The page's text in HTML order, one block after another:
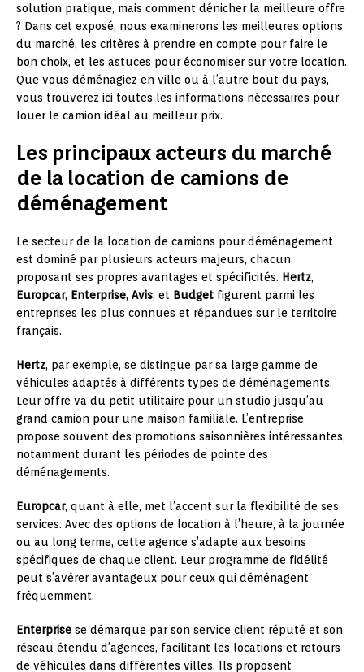
solution pratique, mais comment dénicher la meilleure offre
? Dans cet exposé, nous examinerons les meilleures options
du marché, les critères à prendre en compte pour faire le
bon choix, et les astuces pour économiser sur votre location.
Que vous déménagiez en ville ou à l’autre bout du pays,
vous trouverez ici toutes les informations nécessaires pour
louer le camion idéal au meilleur prix.
Les principaux acteurs du marché
de la location de camions de
déménagement
Le secteur de la location de camions pour déménagement
est dominé par plusieurs acteurs majeurs, chacun
proposant ses propres avantages et spécificités. Hertz,
Europcar, Enterprise, Avis, et Budget figurent parmi les
entreprises les plus connues et répandues sur le territoire
français.
Hertz, par exemple, se distingue par sa large gamme de
véhicules adaptés à différents types de déménagements.
Leur offre va du petit utilitaire pour un studio jusqu’au
grand camion pour une maison familiale. L’entreprise
propose souvent des promotions saisonnières intéressantes,
notamment durant les périodes de pointe des
déménagements.
Europcar, quant à elle, met l’accent sur la flexibilité de ses
services. Avec des options de location à l’heure, à la journée
ou au long terme, cette agence s’adapte aux besoins
spécifiques de chaque client. Leur programme de fidélité
peut s’avérer avantageux pour ceux qui déménagent
fréquemment.
Enterprise se démarque par son service client réputé et son
réseau étendu d’agences, facilitant les locations et retours
de véhicules dans différentes villes. Ils proposent